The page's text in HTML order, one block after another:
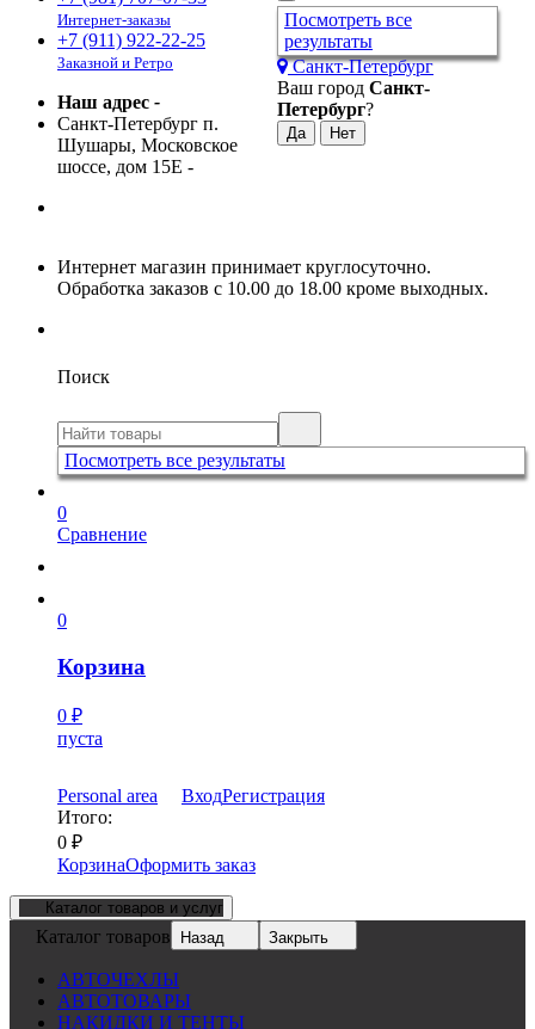
Интернет-заказы
+7 (911) 922-22-25
Заказной и Ретро
Наш адрес -
Санкт-Петербург п.
Шушары, Московское
шоссе, дом 15Е -
Посмотреть все
результаты
Санкт-Петербург
Ваш город Санкт-
Петербург?
Интернет магазин принимает круглосуточно.
Обработка заказов с 10.00 до 18.00 кроме выходных.
Поиск
Посмотреть все результаты
0
Сравнение
0
Корзина
0 ₽
пуста
Personal area ВходРегистрация
Итого:
0 ₽
КорзинаОформить заказ
Каталог товаров и услуг
Каталог товаров Назад Закрыть
АВТОЧЕХЛЫ
АВТОТОВАРЫ
НАКИДКИ И ТЕНТЫ